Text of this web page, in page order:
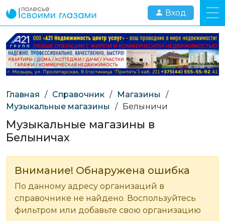
Вход
Главная / Справочник / Магазины
/
Музыкальные магазины
/ Белыничи
Музыкальные магазины в
Белыничах
Внимание! Обнаружена ошибка
По данному адресу организаций в
справочнике не найдено. Воспользуйтесь
фильтром или добавьте свою организацию